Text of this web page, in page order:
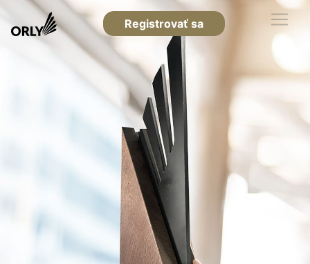
Registrovať sa